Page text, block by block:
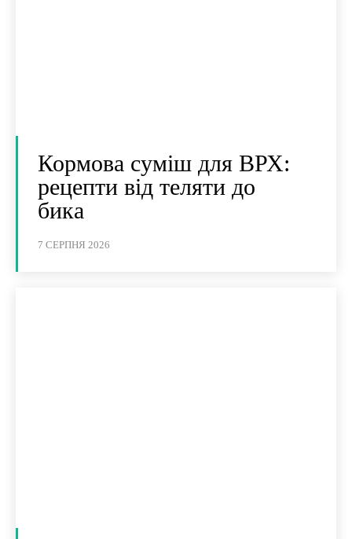
Кормова суміш для ВРХ:
рецепти від теляти до
бика
7 СЕРПНЯ 2026